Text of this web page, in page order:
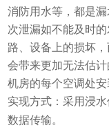
消防用水等，都是
次泄漏如不能及时
路、设备上的损坏
会带来更加无法估计
机房的每个空调处安
实现方式：采用浸
数据传输。